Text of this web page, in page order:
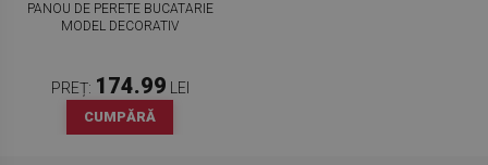
PANOU DE PERETE BUCATARIE
MODEL DECORATIV
PREȚ: 174.99 LEI
CUMPĂRĂ